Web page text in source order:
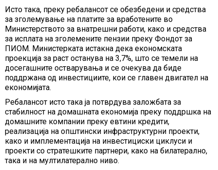
Исто така, преку ребалансот се обезбедени и средства
за зголемување на платите за вработените во
Министерството за внатрешни работи, како и средства
за исплата на зголемените пензии преку Фондот за
ПИОМ. Министерката истакна дека економската
проекција за раст останува на 3,7%, што се темели на
досегашните остварувања и се очекува да биде
поддржана од инвестициите, кои се главен двигател на
економијата.
Ребалансот исто така ја потврдува заложбата за
стабилност на домашната економија преку поддршка на
домашните компании преку евтини кредити,
реализација на општински инфраструктурни проекти,
како и имплементација на инвестициски циклуси и
проекти со стратешките партнери, како на билатерално,
така и на мултилатерално ниво.